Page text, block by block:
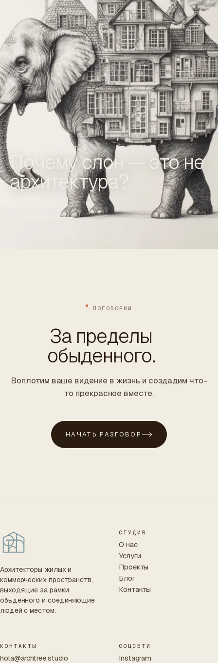
СЛЕДУЮЩАЯ СТАТЬЯ
Почему слон — это не
архитектура?
ПОГОВОРИМ
За пределы
обыденного.
Воплотим ваше видение в жизнь и создадим что-
то прекрасное вместе.
НАЧАТЬ РАЗГОВОР
Архитекторы жилых и
коммерческих пространств,
выходящие за рамки
обыденного и соединяющие
людей с местом.
СТУДИЯ
О нас
Услуги
Проекты
Блог
Контакты
КОНТАКТЫ
hola@archtree.studio
СОЦСЕТИ
Instagram